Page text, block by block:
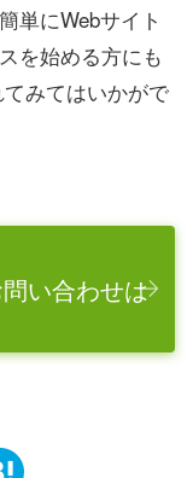
単にWebサイト
を始める方にも
みてはいかがで
い合わせは